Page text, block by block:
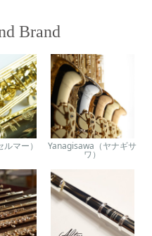
Brand
マー） Yanagisawa（ヤナギサ
ワ）